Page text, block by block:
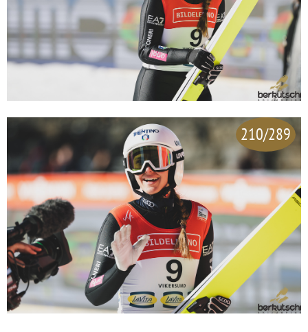
210/289